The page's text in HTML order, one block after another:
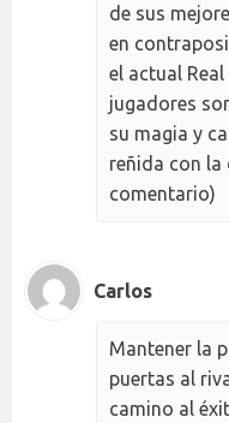
de sus
en
el actual
jugadores
su magia y
reñida con la
comentario)
Carlos
Mantener la
puertas al
camino al